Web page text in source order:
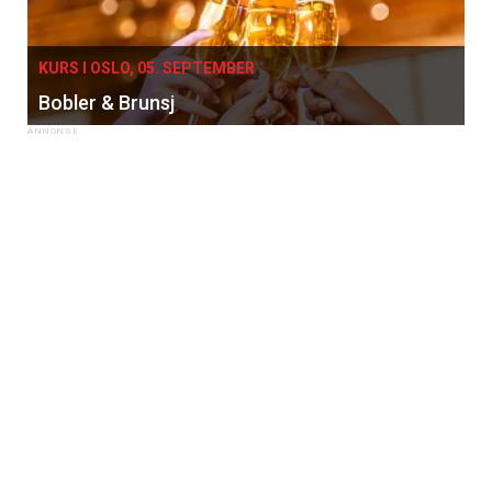
KURS I OSLO, 05. SEPTEMBER
Bobler & Brunsj